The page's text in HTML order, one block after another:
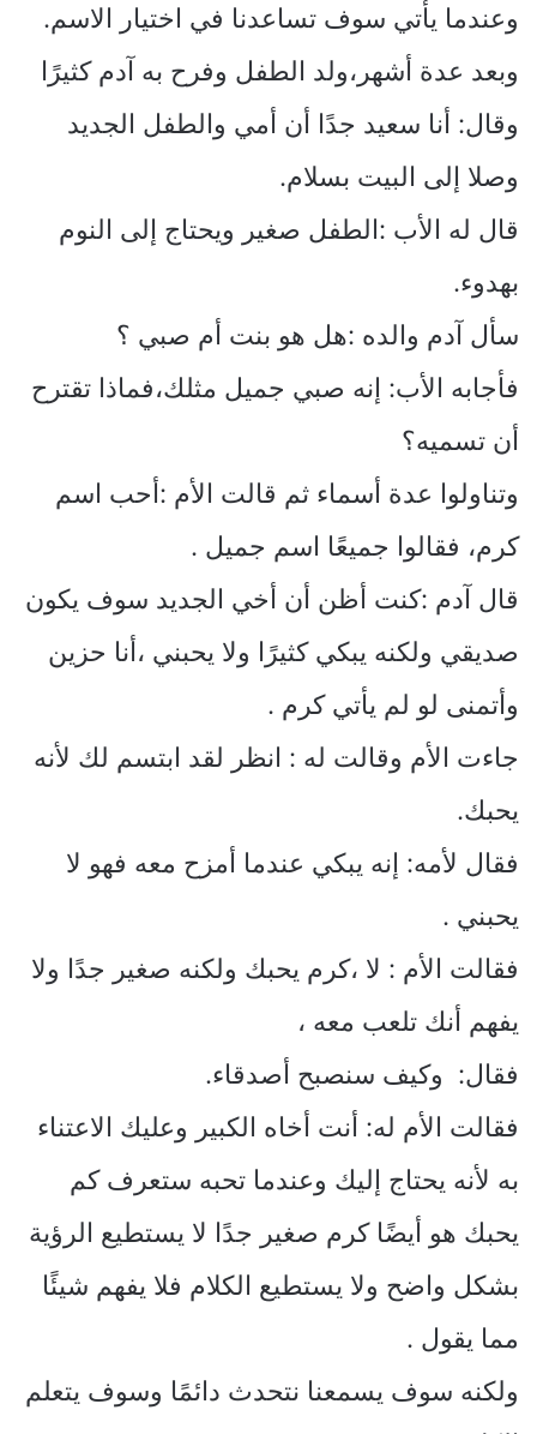
وعندما يأتي سوف تساعدنا في اختيار الاسم.
وبعد عدة أشهر،ولد الطفل وفرح به آدم كثيرًا
وقال: أنا سعيد جدًا أن أمي والطفل الجديد
وصلا إلى البيت بسلام.
قال له الأب :الطفل صغير ويحتاج إلى النوم
بهدوء.
سأل آدم والده :هل هو بنت أم صبي ؟
فأجابه الأب: إنه صبي جميل مثلك،فماذا تقترح
أن تسميه؟
وتناولوا عدة أسماء ثم قالت الأم :أحب اسم
كرم، فقالوا جميعًا اسم جميل .
قال آدم :كنت أظن أن أخي الجديد سوف يكون
صديقي ولكنه يبكي كثيرًا ولا يحبني ،أنا حزين
وأتمنى لو لم يأتي كرم .
جاءت الأم وقالت له : انظر لقد ابتسم لك لأنه
يحبك.
فقال لأمه: إنه يبكي عندما أمزح معه فهو لا
يحبني .
فقالت الأم : لا ،كرم يحبك ولكنه صغير جدًا ولا
يفهم أنك تلعب معه ،
فقال: وكيف سنصبح أصدقاء.
فقالت الأم له: أنت أخاه الكبير وعليك الاعتناء
به لأنه يحتاج إليك وعندما تحبه ستعرف كم
يحبك هو أيضًا كرم صغير جدًا لا يستطيع الرؤية
بشكل واضح ولا يستطيع الكلام فلا يفهم شيئًا
مما يقول .
ولكنه سوف يسمعنا نتحدث دائمًا وسوف يتعلم